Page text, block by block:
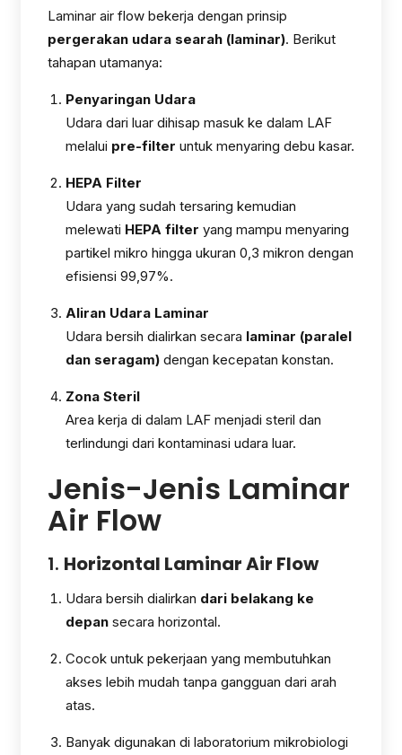
Laminar air flow bekerja dengan prinsip
pergerakan udara searah (laminar). Berikut
tahapan utamanya:
Penyaringan Udara
Udara dari luar dihisap masuk ke dalam LAF
melalui pre-filter untuk menyaring debu kasar.
HEPA Filter
Udara yang sudah tersaring kemudian
melewati HEPA filter yang mampu menyaring
partikel mikro hingga ukuran 0,3 mikron dengan
efisiensi 99,97%.
Aliran Udara Laminar
Udara bersih dialirkan secara laminar (paralel
dan seragam) dengan kecepatan konstan.
Zona Steril
Area kerja di dalam LAF menjadi steril dan
terlindungi dari kontaminasi udara luar.
Jenis-Jenis Laminar
Air Flow
1. Horizontal Laminar Air Flow
Udara bersih dialirkan dari belakang ke
depan secara horizontal.
Cocok untuk pekerjaan yang membutuhkan
akses lebih mudah tanpa gangguan dari arah
atas.
Banyak digunakan di laboratorium mikrobiologi